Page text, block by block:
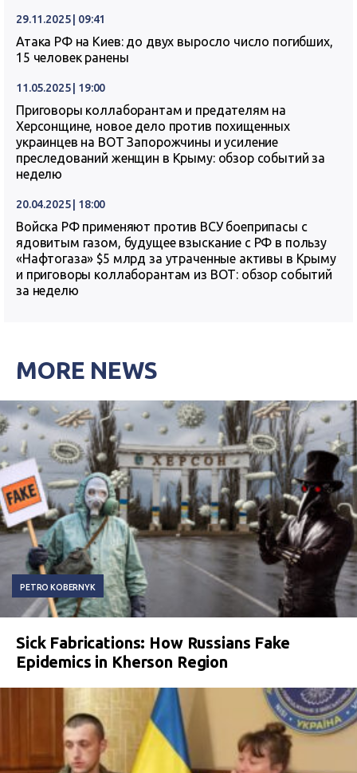
29.11.2025 | 09:41
Атака РФ на Киев: до двух выросло число погибших,
15 человек ранены
11.05.2025 | 19:00
Приговоры коллаборантам и предателям на
Херсонщине, новое дело против похищенных
украинцев на ВОТ Запорожчины и усиление
преследований женщин в Крыму: обзор событий за
неделю
20.04.2025 | 18:00
Войска РФ применяют против ВСУ боеприпасы с
ядовитым газом, будущее взыскание с РФ в пользу
«Нафтогаза» $5 млрд за утраченные активы в Крыму
и приговоры коллаборантам из ВОТ: обзор событий
за неделю
MORE NEWS
PETRO KOBERNYK
Sick Fabrications: How Russians Fake
Epidemics in Kherson Region